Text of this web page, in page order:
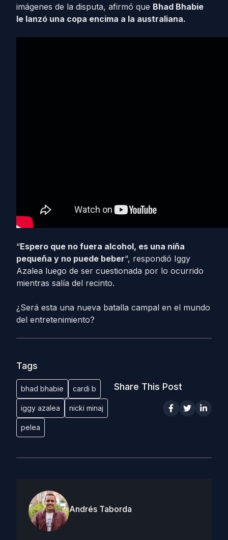
imágenes de la disputa, afirmó que Bhad Bhabie
le lanzó una copa encima a la australiana.
“Espero que no fuera alcohol, es una niña
pequeña y no puede beber“, respondió Iggy
Azalea luego de ser cuestionada por lo ocurrido
mientras salía del recinto.
¿Será esta una nueva batalla campal en el mundo
del entretenimiento?
Tags
bhad bhabie cardi b
iggy azalea nicki minaj
pelea
Share This Post
Andrés Taborda